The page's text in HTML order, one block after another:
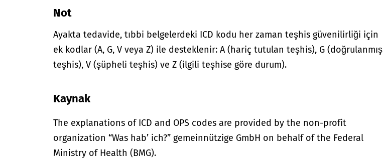
Not
Ayakta tedavide, tıbbi belgelerdeki ICD kodu her zaman teşhis güvenilirliği için
ek kodlar (A, G, V veya Z) ile desteklenir: A (hariç tutulan teşhis), G (doğrulanmış
teşhis), V (şüpheli teşhis) ve Z (ilgili teşhise göre durum).
Kaynak
The explanations of ICD and OPS codes are provided by the non-profit
organization “Was hab’ ich?” gemeinnützige GmbH on behalf of the Federal
Ministry of Health (BMG).